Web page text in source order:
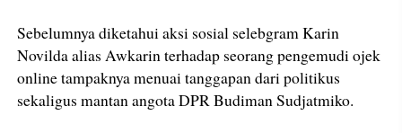
Sebelumnya diketahui aksi sosial selebgram Karin
Novilda alias Awkarin terhadap seorang pengemudi ojek
online tampaknya menuai tanggapan dari politikus
sekaligus mantan angota DPR Budiman Sudjatmiko.